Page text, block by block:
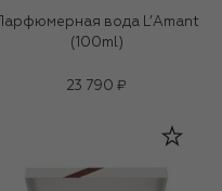
Парфюмерная вода L’Amant
(100ml)
23 790 ₽